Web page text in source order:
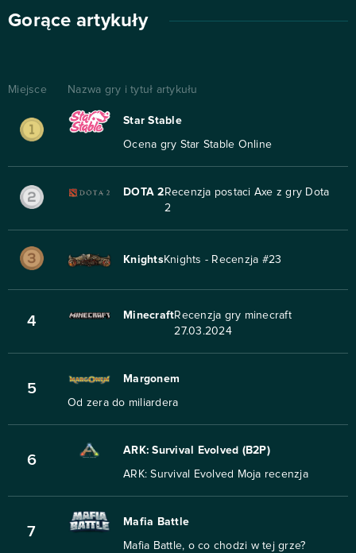
Gorące artykuły
Miejsce Nazwa gry i tytuł artykułu
Star Stable
Ocena gry Star Stable Online
DOTA 2 Recenzja postaci Axe z gry Dota
2
KnightsKnights - Recenzja #23
4 MinecraftRecenzja gry minecraft
27.03.2024
5
Margonem
Od zera do miliardera
6
ARK: Survival Evolved (B2P)
ARK: Survival Evolved Moja recenzja
7
Mafia Battle
Mafia Battle, o co chodzi w tej grze?